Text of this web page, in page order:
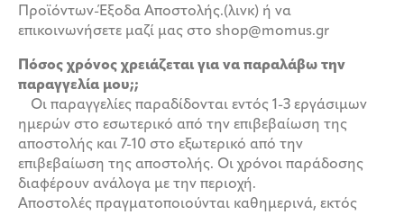
Προϊόντων-Έξοδα Αποστολής.(λινκ) ή να
επικοινωνήσετε μαζί μας στο shop@momus.gr
Πόσος χρόνος χρειάζεται για να παραλάβω την
παραγγελία μου;;
Οι παραγγελίες παραδίδονται εντός 1-3 εργάσιμων
ημερών στο εσωτερικό από την επιβεβαίωση της
αποστολής και 7-10 στο εξωτερικό από την
επιβεβαίωση της αποστολής. Οι χρόνοι παράδοσης
διαφέρουν ανάλογα με την περιοχή.
Αποστολές πραγματοποιούνται καθημερινά, εκτός